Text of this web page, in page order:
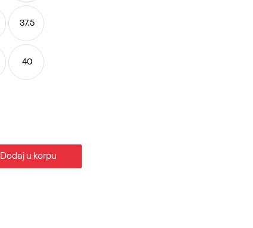
37.5
40
Dodaj u korpu